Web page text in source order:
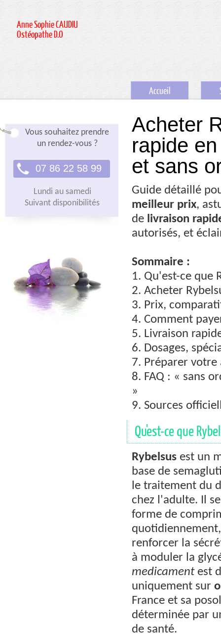
Anne Sophie CAUDIU
Ostéopathe D.O
Accueil
Vous souhaitez prendre
un rendez-vous ?
07 86 22 58 99
Lundi au samedi
Suivant disponibilités
Acheter
rapide
et sans
Guide détaillé
meilleur prix,
de livraison
autorisés, et
Sommaire :
1. Qu'est-ce que
2. Acheter
3. Prix,
4. Comment
5. Livraison
6. Dosages,
7. Préparer votre
8. FAQ : « sans
»
9. Sources
Qu'est-ce que
Rybelsus est un
base de
le traitement du
chez l'adulte. Il
forme de
renforcer la
à moduler la
medicamentest
uniquement sur
France et sa
déterminée par
de santé.